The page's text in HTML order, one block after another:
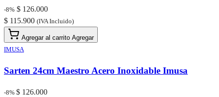
-8% $ 126.000
$ 115.900 (IVA Incluido)
Agregar al carrito Agregar
IMUSA
Sarten 24cm Maestro Acero Inoxidable Imusa
-8% $ 126.000